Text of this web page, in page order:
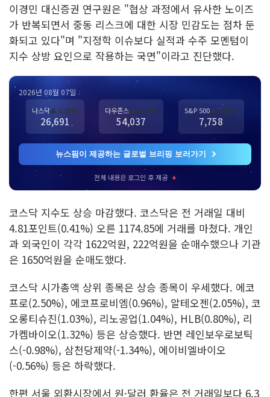
이경민 대신증권 연구원은 "협상 과정에서 유사한 노이즈
가 반복되면서 중동 리스크에 대한 시장 민감도는 점차 둔
화되고 있다"며 "지정학 이슈보다 실적과 수주 모멘텀이
지수 상방 요인으로 작용하는 국면"이라고 진단했다.
2026년 08월 07일
나스닥▲ 1.28%
26,691
다우존스▲ 0.28%
54,037
S&P 500▲ 0.61%
7,758
뉴스핌이 제공하는 글로벌 브리핑 보러가기
전체 내용은 로그인 후 제공 +
코스닥 지수도 상승 마감했다. 코스닥은 전 거래일 대비
4.81포인트(0.41%) 오른 1174.85에 거래를 마쳤다. 개인
과 외국인이 각각 1622억원, 222억원을 순매수했으나 기관
은 1650억원을 순매도했다.
코스닥 시가총액 상위 종목은 상승 종목이 우세했다. 에코
프로(2.50%), 에코프로비엠(0.96%), 알테오젠(2.05%), 코
오롱티슈진(1.03%), 리노공업(1.04%), HLB(0.80%), 리
가켐바이오(1.32%) 등은 상승했다. 반면 레인보우로보틱
스(-0.98%), 삼천당제약(-1.34%), 에이비엘바이오
(-0.56%) 등은 하락했다.
한편 서울 외환시장에서 원·달러 환율은 전 거래일보다 6.3